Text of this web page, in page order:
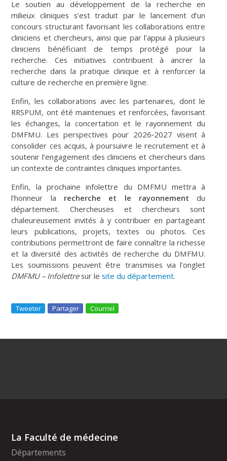
Le soutien au développement de la recherche en
milieux cliniques s’est traduit par le lancement d’un
concours structurant favorisant les collaborations entre
cliniciens et chercheurs, ainsi que par l’appui à plusieurs
cliniciens bénéficiant de temps protégé pour la
recherche. Ces initiatives contribuent à ancrer la
recherche dans la pratique clinique et à renforcer la
culture de recherche en première ligne.
Enfin, les collaborations avec les partenaires, dont le
RRSPUM, ont été maintenues et renforcées, favorisant
les échanges, la concertation et le rayonnement du
DMFMU. Les perspectives pour 2026‑2027 visent à
consolider ces acquis, à poursuivre le recrutement et à
soutenir l’engagement des cliniciens et chercheurs dans
un contexte de contraintes cliniques importantes.
Enfin, la prochaine infolettre du DMFMU mettra à
l’honneur la recherche et le rayonnement du
département. Chercheuses et chercheurs sont
chaleureusement invités à y contribuer en partageant
leurs publications, projets, textes ou photos. Ces
contributions permettront de faire connaître la richesse
et la diversité des activités de recherche du DMFMU.
Les soumissions peuvent être transmises via l’onglet
DMFMU – Infolettresur le site du département.
Tweeter Partager Courriel
La Faculté de médecine
Départements